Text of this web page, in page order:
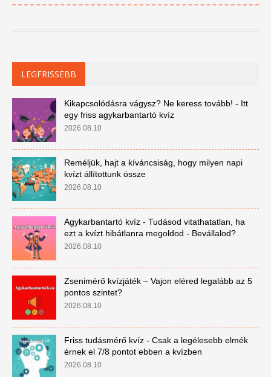
LEGFRISSEBB
Kikapcsolódásra vágysz? Ne keress tovább! - Itt
egy friss agykarbantartó kvíz
2026.08.10
Reméljük, hajt a kíváncsiság, hogy milyen napi
kvízt állítottunk össze
2026.08.10
Agykarbantartó kvíz - Tudásod vitathatatlan, ha
ezt a kvízt hibátlanra megoldod - Bevállalod?
2026.08.10
Zsenimérő kvízjáték – Vajon eléred legalább az 5
pontos szintet?
2026.08.10
Friss tudásmérő kvíz - Csak a legélesebb elmék
érnek el 7/8 pontot ebben a kvízben
2026.08.10